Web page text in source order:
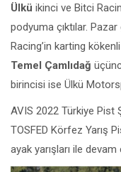
Ülkü ikinci ve Bitci
podyuma çıktılar.
Racing’in karting
Temel Çamlıdağ
birincisi ise Ülkü
AVIS 2022 Türkiye Pist
TOSFED Körfez Yarış
ayak yarışları ile devam